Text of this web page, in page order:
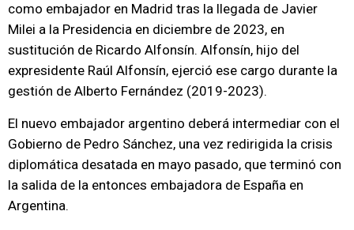
como embajador en Madrid tras la llegada de Javier
Milei a la Presidencia en diciembre de 2023, en
sustitución de Ricardo Alfonsín. Alfonsín, hijo del
expresidente Raúl Alfonsín, ejerció ese cargo durante la
gestión de Alberto Fernández (2019-2023).
El nuevo embajador argentino deberá intermediar con el
Gobierno de Pedro Sánchez, una vez redirigida la crisis
diplomática desatada en mayo pasado, que terminó con
la salida de la entonces embajadora de España en
Argentina.